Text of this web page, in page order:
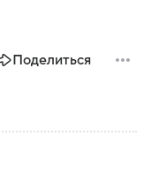
Поделиться